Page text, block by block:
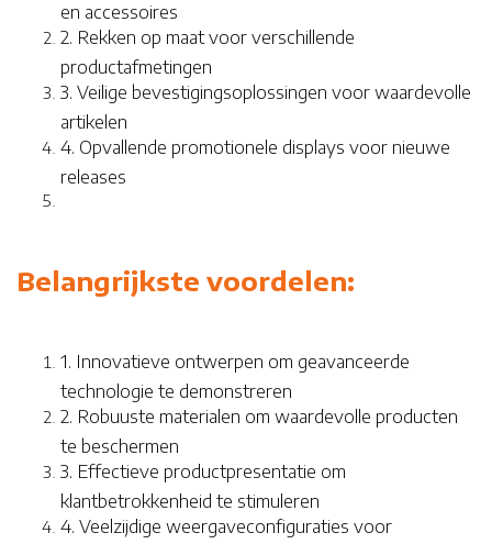
en accessoires
2. Rekken op maat voor verschillende
productafmetingen
3. Veilige bevestigingsoplossingen voor waardevolle
artikelen
4. Opvallende promotionele displays voor nieuwe
releases
Belangrijkste voordelen:
1. Innovatieve ontwerpen om geavanceerde
technologie te demonstreren
2. Robuuste materialen om waardevolle producten
te beschermen
3. Effectieve productpresentatie om
klantbetrokkenheid te stimuleren
4. Veelzijdige weergaveconfiguraties voor